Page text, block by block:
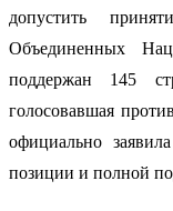
допустить
Объединенных
поддержан 145
голосовавшая
официально
позиции и полной